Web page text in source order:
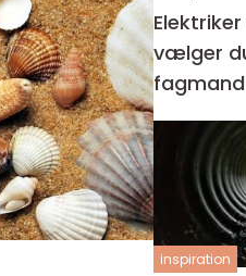
Elektriker
vælger
opgaver
inspiration